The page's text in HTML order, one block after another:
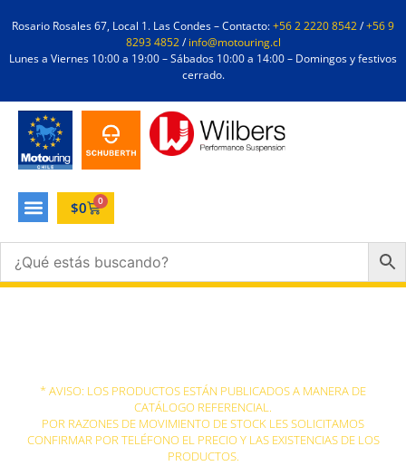
Rosario Rosales 67, Local 1. Las Condes – Contacto:+56 2 2220 8542/+56 9
8293 4852/info@motouring.cl
Lunes a Viernes 10:00 a 19:00 – Sábados 10:00 a 14:00 – Domingos y festivos
cerrado.
$0 0
* AVISO: LOS PRODUCTOS ESTÁN PUBLICADOS A MANERA DE
CATÁLOGO REFERENCIAL.
POR RAZONES DE MOVIMIENTO DE STOCK LES SOLICITAMOS
CONFIRMAR POR TELÉFONO EL PRECIO Y LAS EXISTENCIAS DE LOS
PRODUCTOS.